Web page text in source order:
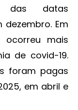
das datas
Em
ocorreu mais
de covid-19.
foram pagas
em abril e